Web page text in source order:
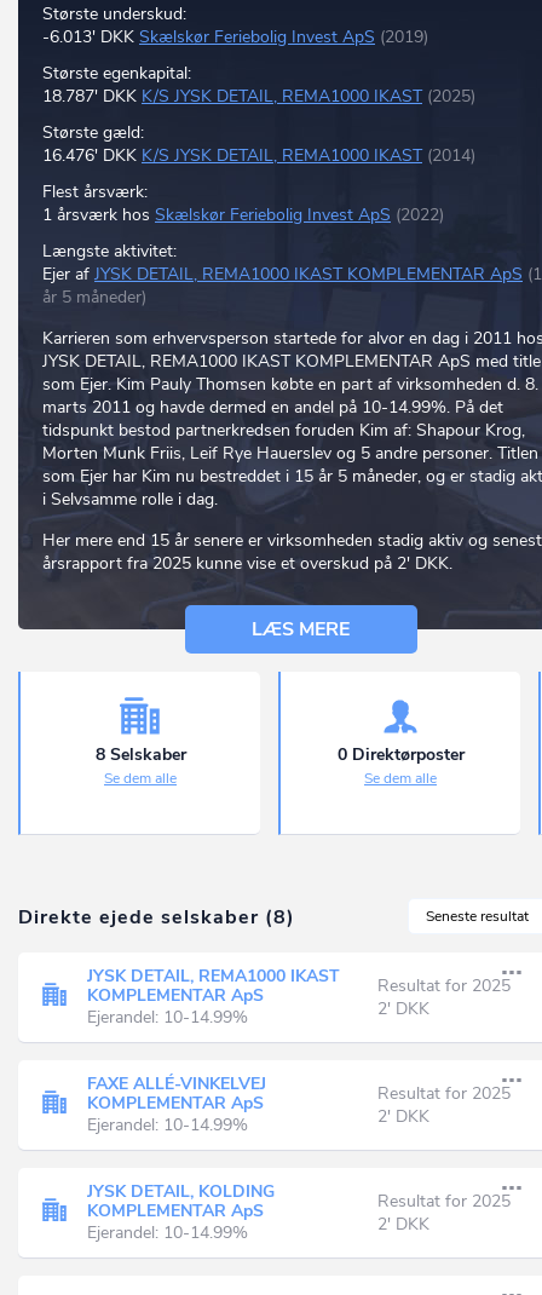
Største underskud:
-6.013' DKK Skælskør Feriebolig Invest ApS (2019)
Største egenkapital:
18.787' DKK K/S JYSK DETAIL, REMA1000 IKAST (2025)
Største gæld:
16.476' DKK K/S JYSK DETAIL, REMA1000 IKAST (2014)
Flest årsværk:
1 årsværk hos Skælskør Feriebolig Invest ApS (2022)
Længste aktivitet:
Ejer af JYSK DETAIL, REMA1000 IKAST KOMPLEMENTAR ApS
år 5 måneder)
Karrieren som erhvervsperson startede for alvor en dag i 2011
JYSK DETAIL, REMA1000 IKAST KOMPLEMENTAR ApS med
som Ejer. Kim Pauly Thomsen købte en part af virksomheden d. 8.
marts 2011 og havde dermed en andel på 10-14.99%. På det
tidspunkt bestod partnerkredsen foruden Kim af: Shapour Krog,
Morten Munk Friis, Leif Rye Hauerslev og 5 andre personer. Titlen
som Ejer har Kim nu bestreddet i 15 år 5 måneder, og er stadig
i Selvsamme rolle i dag.
Her mere end 15 år senere er virksomheden stadig aktiv og
årsrapport fra 2025 kunne vise et overskud på 2' DKK.
LÆS MERE
8 Selskaber
Se dem alle
0 Direktørposter
Se dem alle
Seneste resultat
Direkte ejede selskaber (8)
JYSK DETAIL, REMA1000 IKAST
KOMPLEMENTAR ApS
Ejerandel: 10-14.99%
Resultat for 2025
2' DKK
FAXE ALLÉ-VINKELVEJ
KOMPLEMENTAR ApS
Ejerandel: 10-14.99%
Resultat for 2025
2' DKK
JYSK DETAIL, KOLDING
KOMPLEMENTAR ApS
Ejerandel: 10-14.99%
Resultat for 2025
2' DKK